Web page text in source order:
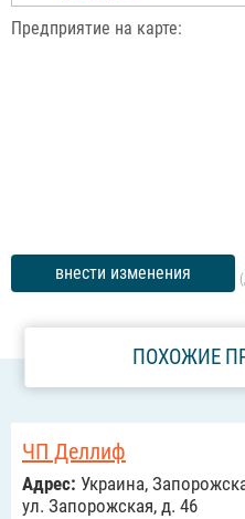
Предприятие на карте:
внести изменения
ПОХОЖИЕ
ЧП Деллиф
Адрес: Украина,
ул. Запорожская, д. 46